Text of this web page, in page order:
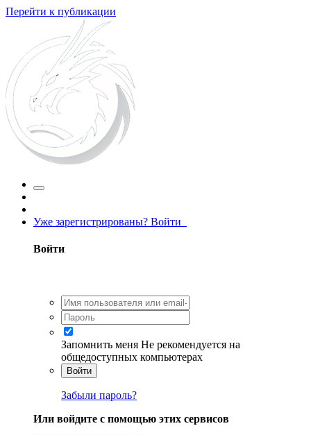
Перейти к публикации
Уже зарегистрированы? Войти
Войти
Запомнить меня Не рекомендуется на
общедоступных компьютерах
Войти
Забыли пароль?
Или войдите с помощью этих сервисов